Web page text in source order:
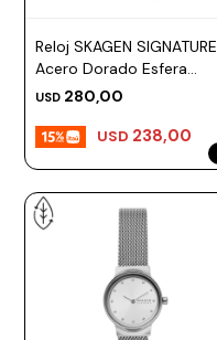
Reloj SKAGEN SIGNATURE
Acero Dorado Esfera
40mm
USD 280,00
USD 238,00